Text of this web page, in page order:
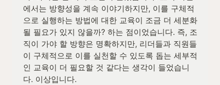
에서는 방향성을 계속 이야기하지만, 이를 구체적
으로 실행하는 방법에 대한 교육이 조금 더 세분화
될 필요가 있지 않을까? 하는 점이었습니다. 즉, 조
직이 가야 할 방향은 명확하지만, 리더들과 직원들
이 구체적으로 이를 실천할 수 있도록 돕는 세부적
인 교육이 더 필요할 것 같다는 생각이 들었습니
다. 이상입니다.